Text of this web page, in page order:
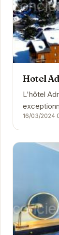
Hotel
L'hôtel
16/03/2024